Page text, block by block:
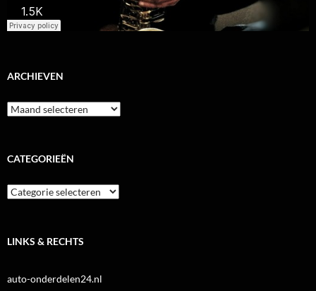
ARCHIEVEN
Archieven
CATEGORIEËN
Categorieën
LINKS & RECHTS
auto-onderdelen24.nl